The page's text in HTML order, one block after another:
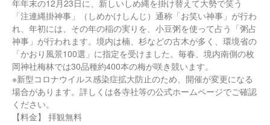
年年末の12月23日に、新しいしめ縄を掛け替えて大勢で笑う
「注連縄掛神事」（しめかけしんじ）通称「お笑い神事」が行わ
れ、年初には、その年の稲の実りを、小豆粥を使って占う「粥占
神事」が行われます。境内は楠、杉などの古木が多く、環境省の
「かおり風景100選」に指定を受けました。毎春、境内南側の枚
岡神社梅林では30品種約400本の梅が咲き競います。
※新型コロナウイルス感染症拡大防止のため、開催が変更になる
場合があります。詳しくは各寺社等の公式ホームページでご確認
ください。
【料金】 拝観無料